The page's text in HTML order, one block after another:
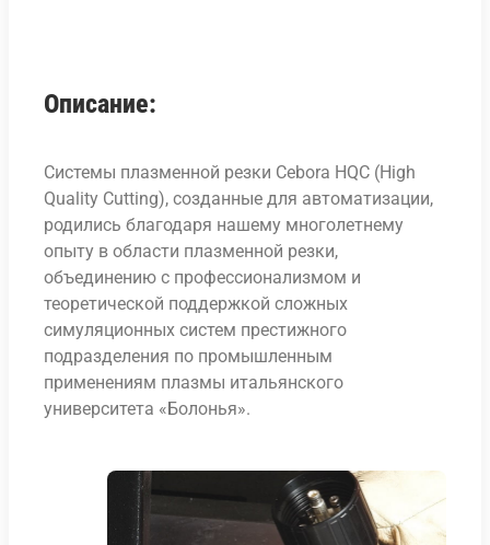
Описание:
Системы плазменной резки Cebora HQC (High
Quality Cutting), созданные для автоматизации,
родились благодаря нашему многолетнему
опыту в области плазменной резки,
объединению с профессионализмом и
теоретической поддержкой сложных
симуляционных систем престижного
подразделения по промышленным
применениям плазмы итальянского
университета «Болонья».